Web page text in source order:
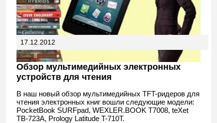
17.12.2012
Обзор мультимедийных электронных
устройств для чтения
В наш новый обзор мультимедийных TFT-ридеров для
чтения электронных книг вошли следующие модели:
PocketBook SURFpad, WEXLER.BOOK T7008, teXet
TB-723A, Prology Latitude T-710T.